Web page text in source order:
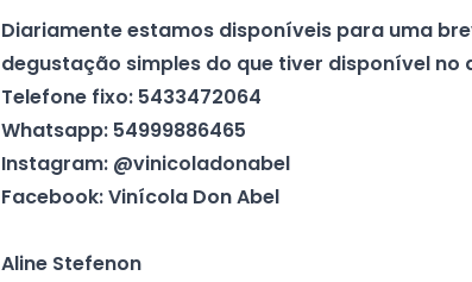
Diariamente estamos disponíveis para uma
degustação simples do que tiver disponível no
Telefone fixo: 5433472064
Whatsapp: 54999886465
Instagram: @vinicoladonabel
Facebook: Vinícola Don Abel
Aline Stefenon